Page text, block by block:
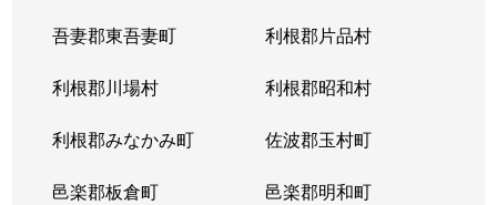
吾妻郡東吾妻町 利根郡片品村
利根郡川場村 利根郡昭和村
利根郡みなかみ町 佐波郡玉村町
邑楽郡板倉町 邑楽郡明和町